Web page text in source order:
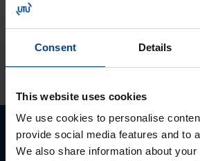
Consent Details
This website uses cookies
We use cookies to personalise
provide social media features and to
We also share information about
Ota yhteyttä!